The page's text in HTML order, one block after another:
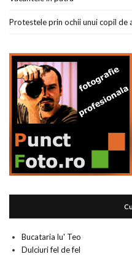
Protestele prin ochii unui copil de
Bucataria lu' Teo
Dulciuri fel de fel